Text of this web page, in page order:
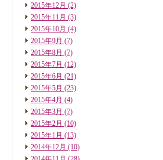
2015年12月 (2)
2015年11月 (3)
2015年10月 (4)
2015年9月 (7)
2015年8月 (7)
2015年7月 (12)
2015年6月 (21)
2015年5月 (23)
2015年4月 (4)
2015年3月 (7)
2015年2月 (10)
2015年1月 (13)
2014年12月 (10)